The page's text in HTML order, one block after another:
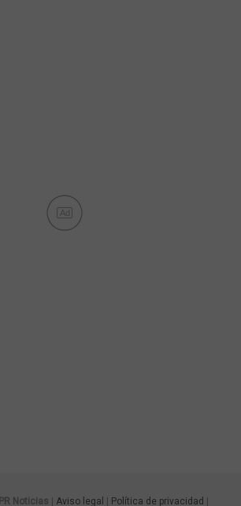
Ad
PR Noticias Aviso legal Política de privacidad